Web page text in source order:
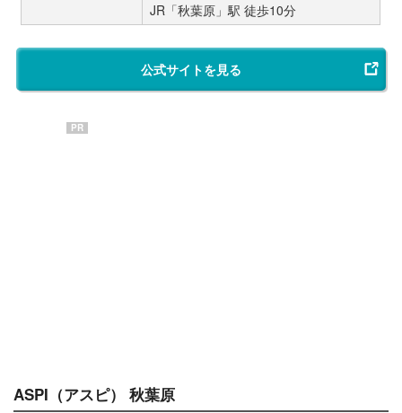
JR「秋葉原」駅 徒歩10分
公式サイトを見る
PR
ASPI（アスピ） 秋葉原